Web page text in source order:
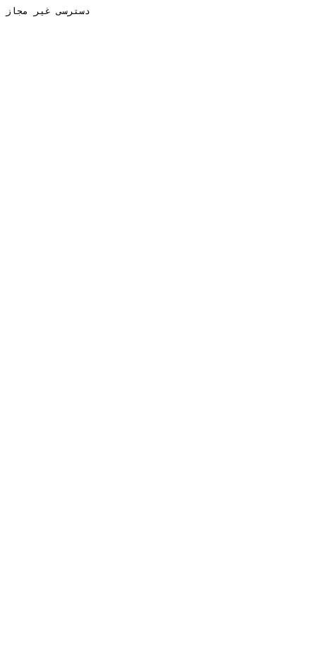
دسترسی غیر مجاز